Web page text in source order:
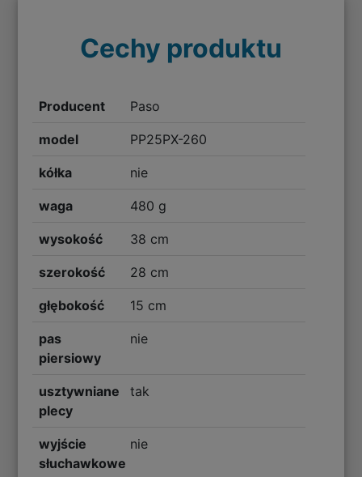
Cechy produktu
Producent Paso
model PP25PX-260
kółka nie
waga 480 g
wysokość 38 cm
szerokość 28 cm
głębokość 15 cm
pas
piersiowy
nie
usztywniane
plecy
tak
wyjście
słuchawkowe
nie